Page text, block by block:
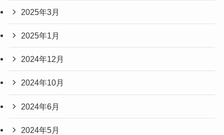
2025年3月
2025年1月
2024年12月
2024年10月
2024年6月
2024年5月